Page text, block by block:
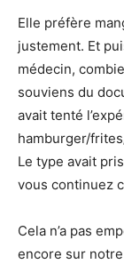
Elle préfère
justement. Et
médecin,
souviens du
avait tenté
hamburger/
Le type avait
vous continuez
Cela n’a pas
encore sur